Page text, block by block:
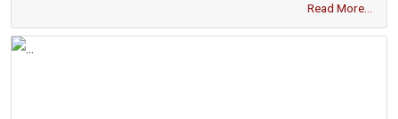
Read More...